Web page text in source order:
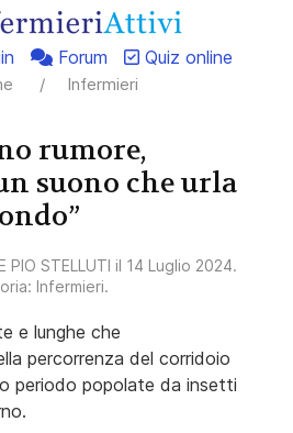
Forum
Quiz online
Infermieri
rumore,
suono che urla
PIO STELLUTI il 14 Luglio 2024.
Infermieri.
e lunghe che
percorrenza del corridoio
periodo popolate da insetti